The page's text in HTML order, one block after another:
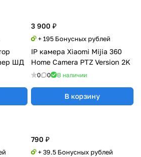
3 900 ₽
+ 195 Бонусных рублей
IP камера Xiaomi Mijia 360
Home Camera PTZ Version 2K
0 0 В наличии
В корзину
790 ₽
+ 39.5 Бонусных рублей
ШД